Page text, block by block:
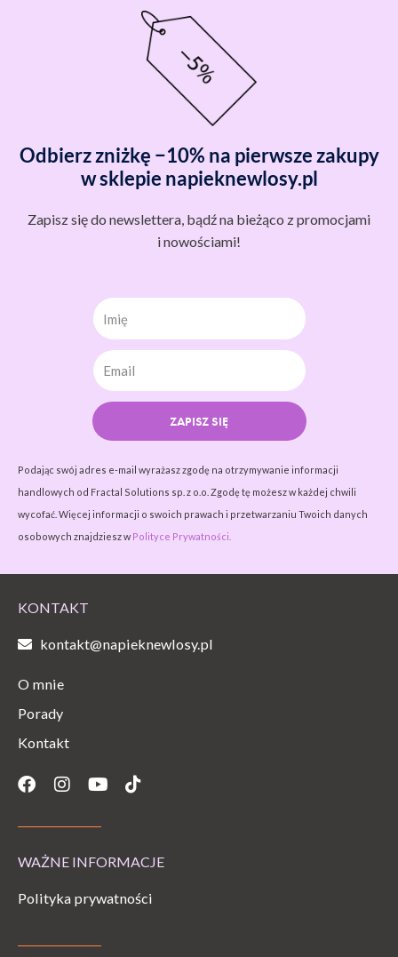
Odbierz zniżkę −10% na pierwsze zakupy
w sklepie napieknewlosy.pl
Zapisz się do newslettera, bądź na bieżąco z promocjami
i nowościami!
Imię
ZAPISZ SIĘ
Podając swój adres e-mail wyrażasz zgodę na otrzymywanie informacji
handlowych od Fractal Solutions sp. z o.o. Zgodę tę możesz w każdej chwili
wycofać. Więcej informacji o swoich prawach i przetwarzaniu Twoich danych
osobowych znajdziesz w Polityce Prywatności.
KONTAKT
kontakt@napieknewlosy.pl
O mnie
Porady
Kontakt
Facebook
Instagram
YoutubeTiktok
WAŻNE INFORMACJE
Polityka prywatności